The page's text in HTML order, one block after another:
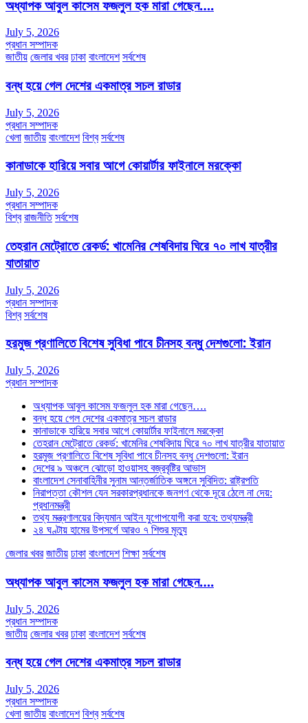
অধ্যাপক আবুল কাসেম ফজলুল হক মারা গেছেন….
July 5, 2026
প্রধান সম্পাদক
জাতীয় জেলার খবর ঢাকা বাংলাদেশ সর্বশেষ
বন্ধ হয়ে গেল দেশের একমাত্র সচল রাডার
July 5, 2026
প্রধান সম্পাদক
খেলা জাতীয় বাংলাদেশ বিশ্ব সর্বশেষ
কানাডাকে হারিয়ে সবার আগে কোয়ার্টার ফাইনালে মরক্কো
July 5, 2026
প্রধান সম্পাদক
বিশ্ব রাজনীতি সর্বশেষ
তেহরান মেট্রোতে রেকর্ড: খামেনির শেষবিদায় ঘিরে ৭০ লাখ যাত্রীর
যাতায়াত
July 5, 2026
প্রধান সম্পাদক
বিশ্ব সর্বশেষ
হরমুজ প্রণালিতে বিশেষ সুবিধা পাবে চীনসহ বন্ধু দেশগুলো: ইরান
July 5, 2026
প্রধান সম্পাদক
অধ্যাপক আবুল কাসেম ফজলুল হক মারা গেছেন….
বন্ধ হয়ে গেল দেশের একমাত্র সচল রাডার
কানাডাকে হারিয়ে সবার আগে কোয়ার্টার ফাইনালে মরক্কো
তেহরান মেট্রোতে রেকর্ড: খামেনির শেষবিদায় ঘিরে ৭০ লাখ যাত্রীর যাতায়াত
হরমুজ প্রণালিতে বিশেষ সুবিধা পাবে চীনসহ বন্ধু দেশগুলো: ইরান
দেশের ৯ অঞ্চলে ঝোড়ো হাওয়াসহ বজ্রবৃষ্টির আভাস
বাংলাদেশ সেনাবাহিনীর সুনাম আন্তর্জাতিক অঙ্গনে সুবিদিত: রাষ্ট্রপতি
নিরাপত্তা কৌশল যেন সরকারপ্রধানকে জনগণ থেকে দূরে ঠেলে না দেয়:
প্রধানমন্ত্রী
তথ্য মন্ত্রণালয়ের বিদ্যমান আইন যুগোপযোগী করা হবে: তথ্যমন্ত্রী
২৪ ঘণ্টায় হামের উপসর্গে আরও ৭ শিশুর মৃত্যু
জেলার খবর জাতীয় ঢাকা বাংলাদেশ শিক্ষা সর্বশেষ
অধ্যাপক আবুল কাসেম ফজলুল হক মারা গেছেন….
July 5, 2026
প্রধান সম্পাদক
জাতীয় জেলার খবর ঢাকা বাংলাদেশ সর্বশেষ
বন্ধ হয়ে গেল দেশের একমাত্র সচল রাডার
July 5, 2026
প্রধান সম্পাদক
খেলা জাতীয় বাংলাদেশ বিশ্ব সর্বশেষ